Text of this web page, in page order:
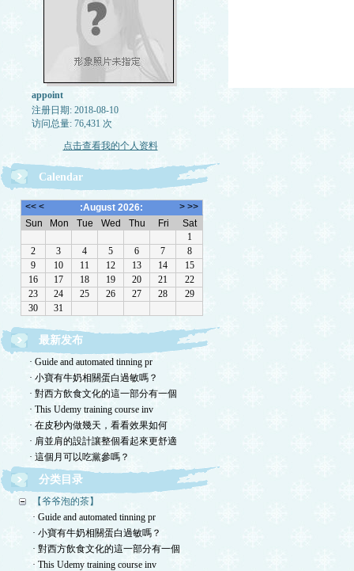
appoint
注册日期: 2018-08-10
访问总量: 76,431 次
点击查看我的个人资料
Calendar
最新发布
· Guide and automated tinning pr
· 小寶有牛奶相關蛋白過敏嗎？
· 對西方飲食文化的這一部分有一個
· This Udemy training course inv
· 在皮秒內做幾天，看看效果如何
· 肩並肩的設計讓整個看起來更舒適
· 這個月可以吃黨參嗎？
分类目录
【爷爷泡的茶】
· Guide and automated tinning pr
· 小寶有牛奶相關蛋白過敏嗎？
· 對西方飲食文化的這一部分有一個
· This Udemy training course inv